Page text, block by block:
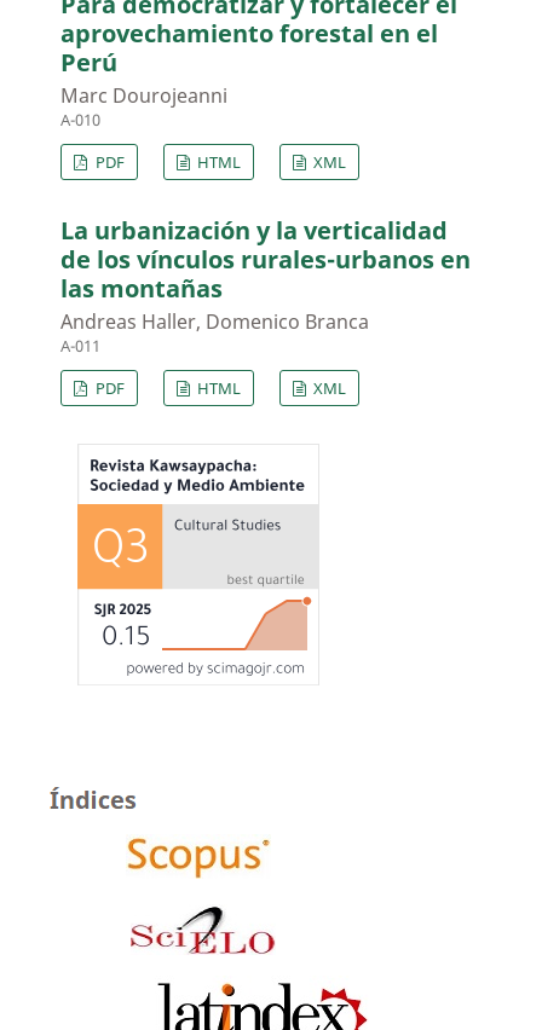
aprovechamiento forestal en el
Perú
Marc Dourojeanni
A-010
PDF
HTML XML
La urbanización y la verticalidad
de los vínculos rurales-urbanos en
las montañas
Andreas Haller, Domenico Branca
A-011
PDF
HTML XML